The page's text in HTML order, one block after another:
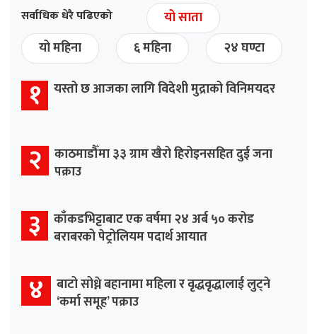
सर्वाधिक धेरै पढिएको
यो साता
यो महिना
६ महिना २४ घण्टा
१ यस्तो छ आजका लागि विदेशी मुद्राको विनिमयदर
२ काठमाडौँमा ३३ ग्राम खैरो हिरोइनसहित दुई जना
पक्राउ
३ काँकडभिट्टाबाट एक वर्षमा २४ अर्ब ५० करोड
बराबरको पेट्रोलियम पदार्थ आयात
४ बाटो सोध्ने बहानामा महिला र वृद्धवृद्धालाई लुट्ने
‘कर्मा समूह’ पक्राउ